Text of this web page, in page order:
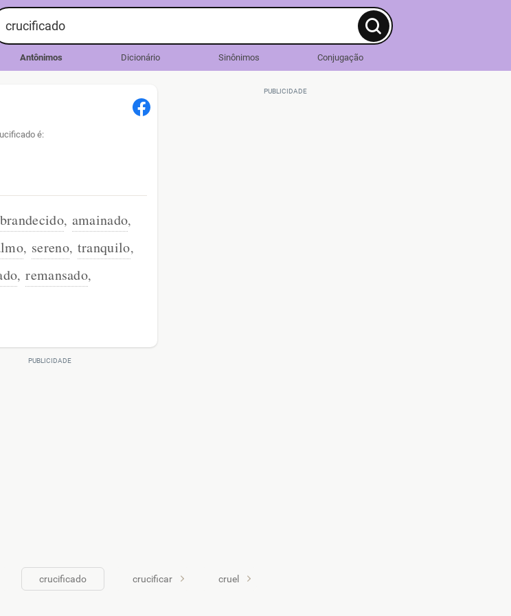
Antônimos Dicionário Sinônimos Conjugação
é:
, amainado,
, sereno, tranquilo,
, remansado,
crucificado crucificar cruel